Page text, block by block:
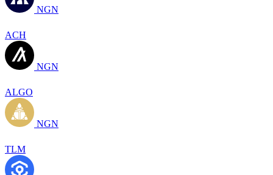
NGN
ACH
NGN
ALGO
NGN
TLM